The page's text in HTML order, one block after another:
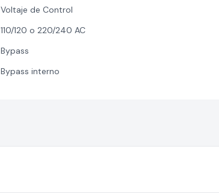
Voltaje de Control
110/120 o 220/240 AC
Bypass
Bypass interno